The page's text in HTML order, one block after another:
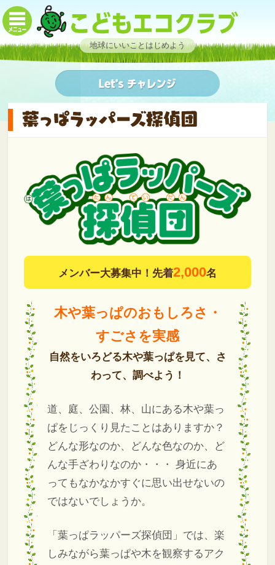
地球にいいことはじめよう
メンバー大募集中！先着2,000名
木や葉っぱのおもしろさ・
すごさを実感
自然をいろどる木や葉っぱを見て、さ
わって、調べよう！
道、庭、公園、林、山にある木や葉っ
ぱをじっくり見たことはありますか？
どんな形なのか、どんな色なのか、ど
んな手ざわりなのか・・・
身近にあ
ってもなかなかすぐに思い出せないの
ではないでしょうか。
「葉っぱラッパーズ探偵団」では、楽
しみながら葉っぱや木を観察するアク